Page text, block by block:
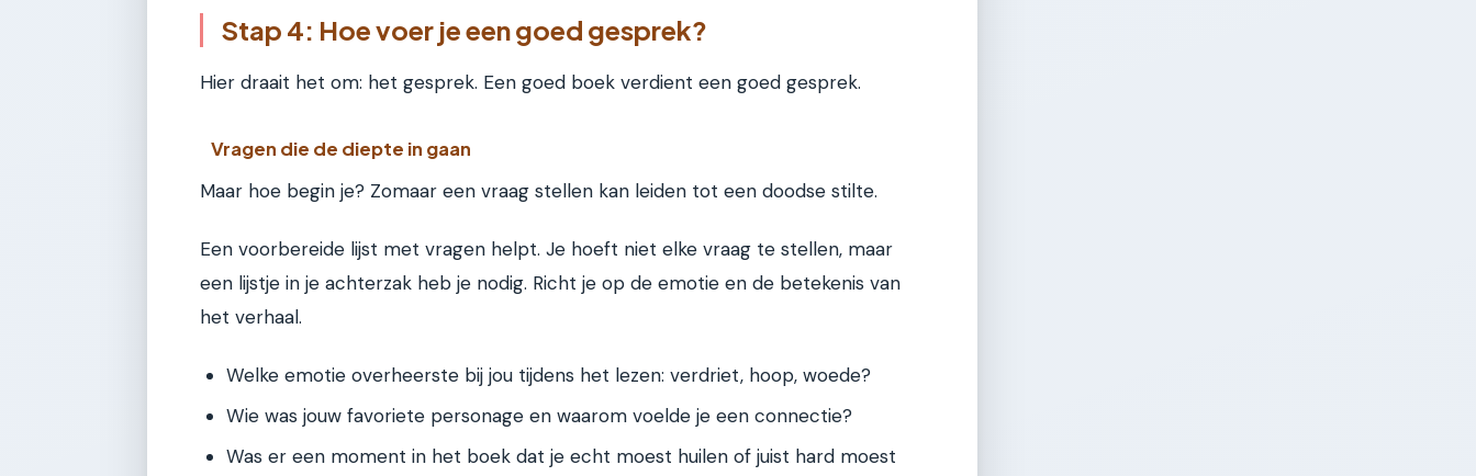
Stap 4: Hoe voer je een goed gesprek?
Hier draait het om: het gesprek. Een goed boek verdient een goed gesprek.
Vragen die de diepte in gaan
Maar hoe begin je? Zomaar een vraag stellen kan leiden tot een doodse stilte.
Een voorbereide lijst met vragen helpt. Je hoeft niet elke vraag te stellen, maar
een lijstje in je achterzak heb je nodig. Richt je op de emotie en de betekenis van
het verhaal.
Welke emotie overheerste bij jou tijdens het lezen: verdriet, hoop, woede?
Wie was jouw favoriete personage en waarom voelde je een connectie?
Was er een moment in het boek dat je echt moest huilen of juist hard moest